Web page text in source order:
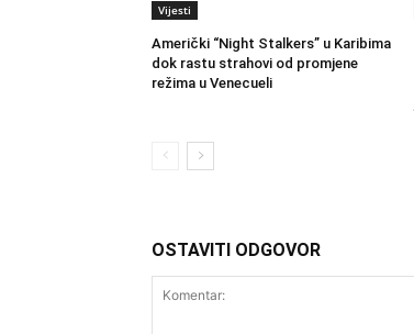
Vijesti
Američki “Night Stalkers” u Karibima
dok rastu strahovi od promjene
režima u Venecueli
OSTAVITI ODGOVOR